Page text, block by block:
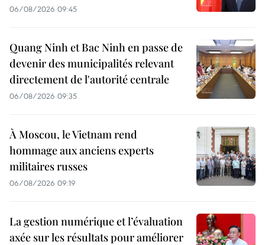
06/08/2026 09:45
Quang Ninh et Bac Ninh en passe de
devenir des municipalités relevant
directement de l'autorité centrale
06/08/2026 09:35
À Moscou, le Vietnam rend
hommage aux anciens experts
militaires russes
06/08/2026 09:19
La gestion numérique et l’évaluation
axée sur les résultats pour améliorer